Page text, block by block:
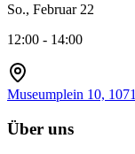
So., Februar 22
12:00 - 14:00
Museumplein 10,
Über uns